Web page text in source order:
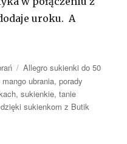
uroku. A
Tagi
Allegro sukienki do 50
mango ubrania,porady
,sukienkie,tanie
sukienkom z Butik